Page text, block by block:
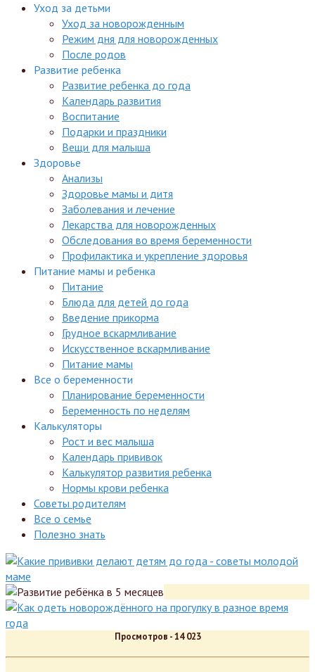
Уход за детьми
Уход за новорожденным
Режим дня для новорожденных
После родов
Развитие ребенка
Развитие ребенка до года
Календарь развития
Воспитание
Подарки и праздники
Вещи для малыша
Здоровье
Анализы
Здоровье мамы и дитя
Заболевания и лечение
Лекарства для новорожденных
Обследования во время беременности
Профилактика и укрепление здоровья
Питание мамы и ребенка
Питание
Блюда для детей до года
Введение прикорма
Грудное вскармливание
Искусственное вскармливание
Питание мамы
Все о беременности
Планирование беременности
Беременность по неделям
Калькуляторы
Рост и вес малыша
Календарь прививок
Калькулятор развития ребенка
Нормы крови ребенка
Советы родителям
Все о семье
Полезно знать
Просмотров -14 023